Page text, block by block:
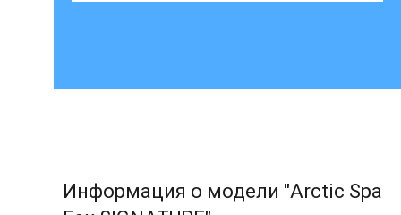
Информация о модели "Arctic Spa